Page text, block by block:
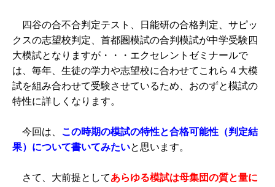
四谷の合不合判定テスト、日能研の合格判定、サピッ
クスの志望校判定、首都圏模試の合判模試が中学受験四
大模試となりますが・・・エクセレントゼミナールで
は、毎年、生徒の学力や志望校に合わせてこれら４大模
試を組み合わせて受験させているため、おのずと模試の
特性に詳しくなります。
今回は、 この時期の模試の特性と合格可能性（判定結
果）について書いてみたいと思います。
さて、大前提としてあらゆる模試は母集団の質と量に